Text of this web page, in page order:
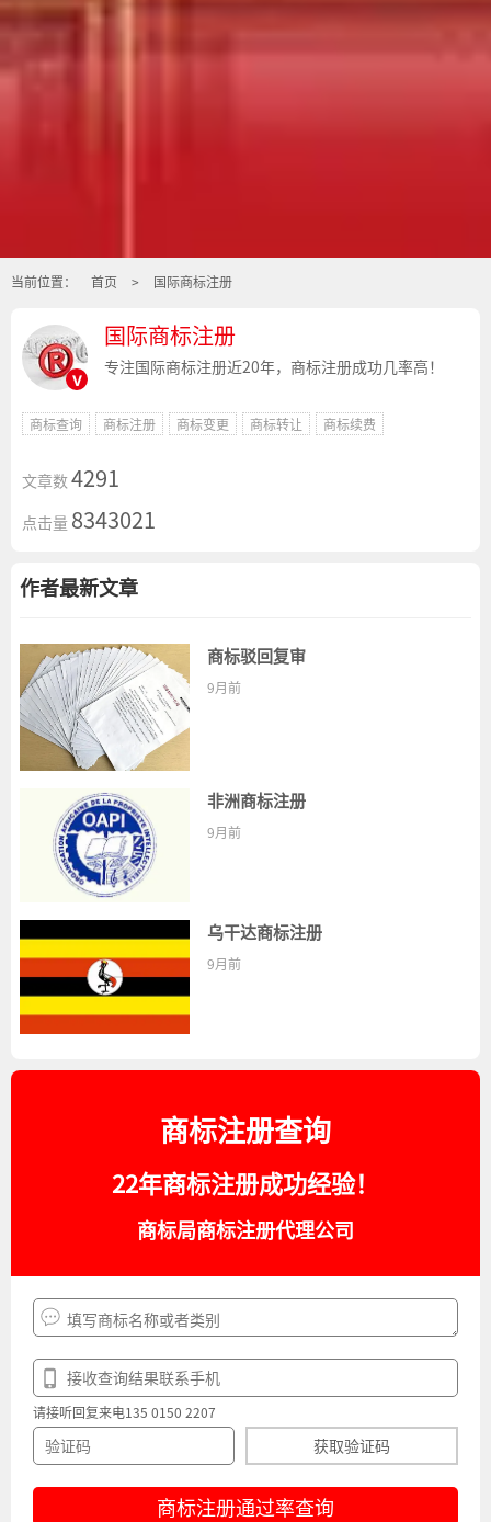
当前位置： 首页 > 国际商标注册
v
国际商标注册
专注国际商标注册近20年，商标注册成功几率高！
商标查询 商标注册 商标变更 商标转让 商标续费
文章数4291
点击量 8343021
作者最新文章
商标驳回复审
9月前
非洲商标注册
9月前
乌干达商标注册
9月前
商标注册查询
22年商标注册成功经验！
商标局商标注册代理公司
请接听回复来电135 0150 2207
获取验证码
商标注册通过率查询